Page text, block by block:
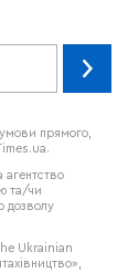
прямого,
агентство
та/чи
дозволу
Ukrainian